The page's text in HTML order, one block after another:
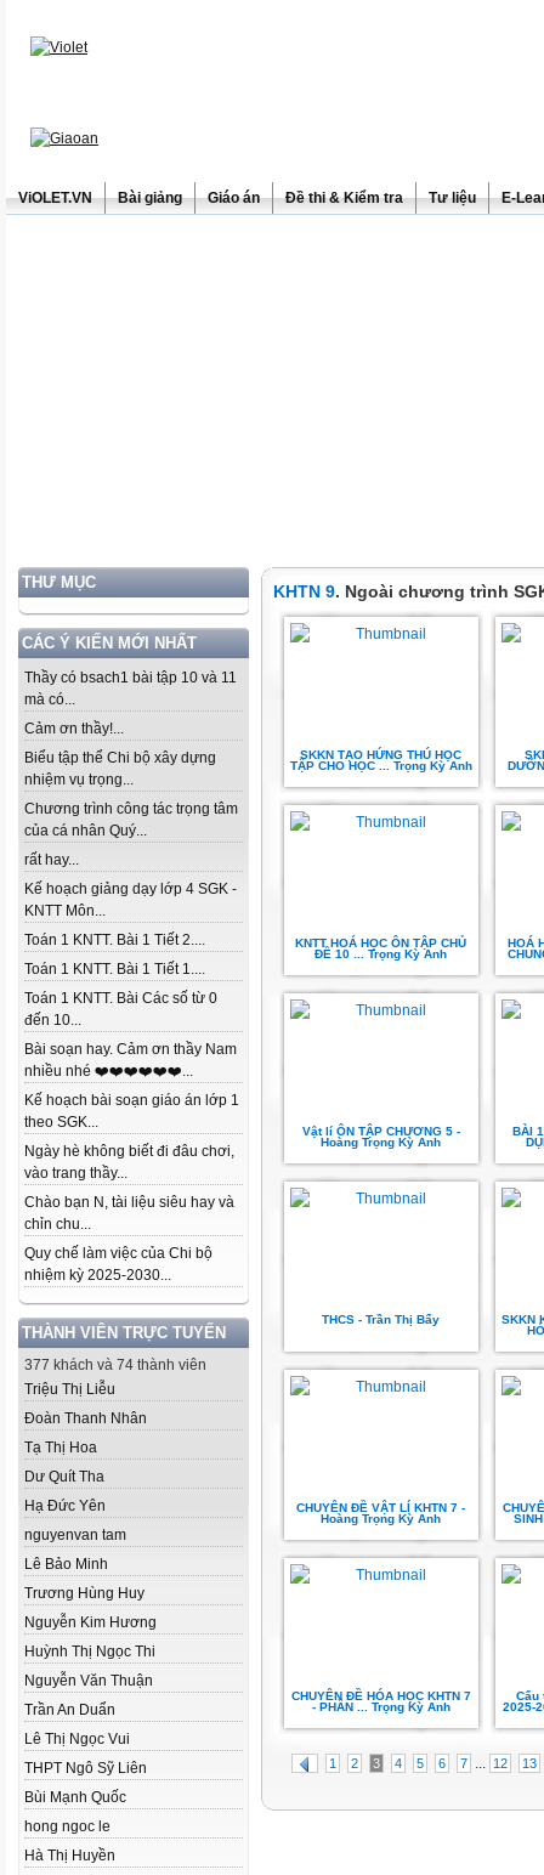
ViOLET.VN Bài giảng Giáo án Đề thi & Kiểm tra Tư liệu E-
THƯ MỤC
CÁC Ý KIẾN MỚI NHẤT
Thầy có bsach1 bài tập 10 và 11
mà có...
Cảm ơn thầy!...
Biểu tập thể Chi bộ xây dựng
nhiệm vụ trọng...
Chương trình công tác trọng tâm
của cá nhân Quý...
rất hay...
Kế hoạch giảng dạy lớp 4 SGK -
KNTT Môn...
Toán 1 KNTT. Bài 1 Tiết 2....
Toán 1 KNTT. Bài 1 Tiết 1....
Toán 1 KNTT. Bài Các số từ 0
đến 10...
Bài soạn hay. Cảm ơn thầy Nam
nhiều nhé ❤️❤️❤️❤️❤️❤️...
Kế hoạch bài soạn giáo án lớp 1
theo SGK...
Ngày hè không biết đi đâu chơi,
vào trang thầy...
Chào bạn N, tài liệu siêu hay và
chỉn chu...
Quy chế làm việc của Chi bộ
nhiệm kỳ 2025-2030...
THÀNH VIÊN TRỰC TUYẾN
377 khách và 74 thành viên
Triệu Thị Liễu
Đoàn Thanh Nhân
Tạ Thị Hoa
Dư Quít Tha
Hạ Đức Yên
nguyenvan tam
Lê Bảo Minh
Trương Hùng Huy
Nguyễn Kim Hương
Huỳnh Thị Ngọc Thi
Nguyễn Văn Thuận
Trần An Duẩn
Lê Thị Ngọc Vui
THPT Ngô Sỹ Liên
Bùi Mạnh Quốc
hong ngoc le
Hà Thị Huyền
KHTN 9. Ngoài chương trình
SKKN TẠO HỨNG THÚ HỌC
TẬP CHO HỌC ... Trọng Kỳ Anh
KNTT HOÁ HỌC ÔN TẬP CHỦ
ĐỀ 10 ... Trọng Kỳ Anh
HOÁ
Vật lí ÔN TẬP CHƯƠNG 5 -
Hoàng Trọng Kỳ Anh
BÀI
THCS - Trần Thị Bẩy
SKKN
CHUYÊN ĐỀ VẬT LÍ KHTN 7 -
Hoàng Trọng Kỳ Anh
CHUYÊN ĐỀ HÓA HỌC KHTN 7
- PHẦN ... Trọng Kỳ Anh
Cấu
2025-
1 2 3 4 5 6 7 ... 12 13